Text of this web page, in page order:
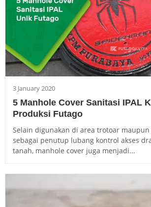
3 January 2020
5 Manhole Cover Sanitasi IPAL
Produksi Futago
Selain digunakan di area trotoar maupun
sebagai penutup lubang kontrol akses
tanah, manhole cover juga menjadi...